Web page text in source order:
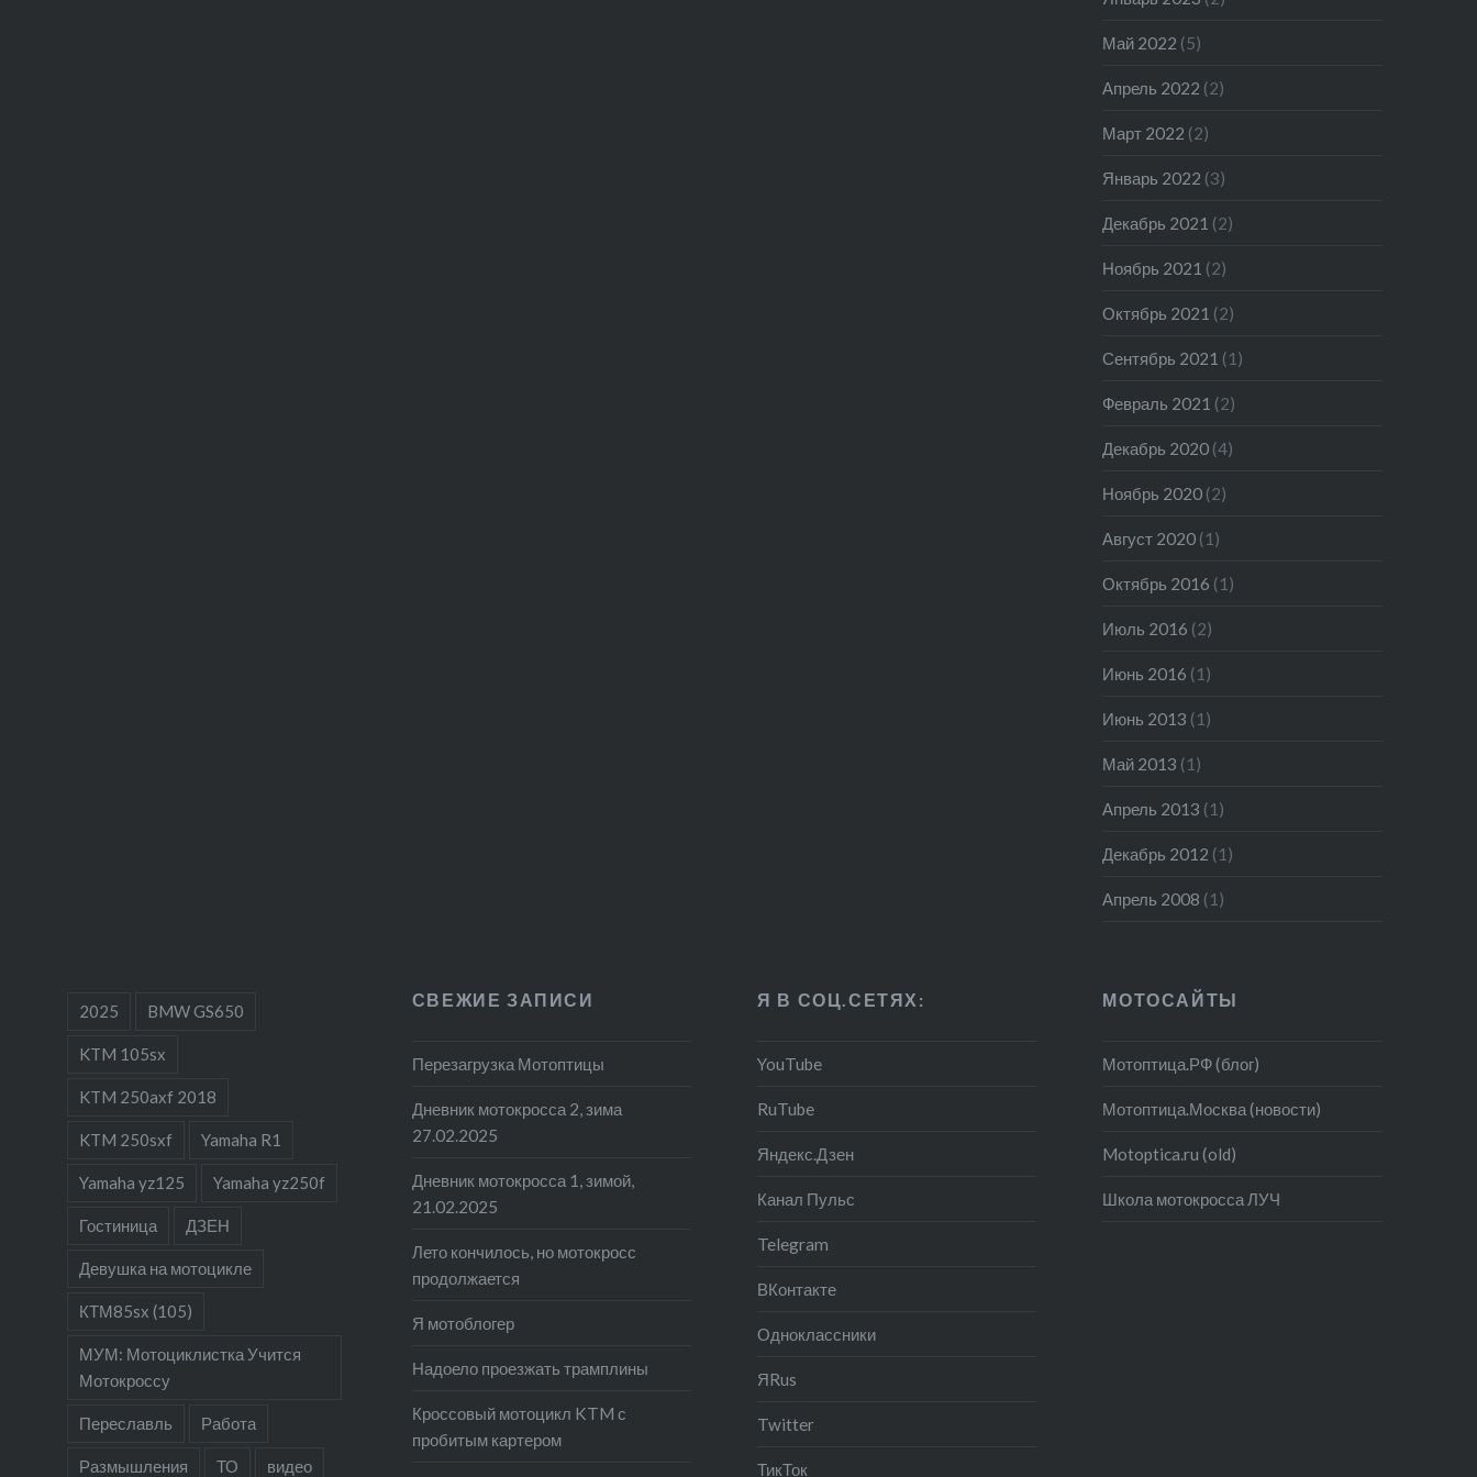
Май 2022 (5)
Апрель 2022 (2)
Март 2022 (2)
Январь 2022 (3)
Декабрь 2021 (2)
Ноябрь 2021 (2)
Октябрь 2021 (2)
Сентябрь 2021 (1)
Февраль 2021 (2)
Декабрь 2020 (4)
Ноябрь 2020 (2)
Август 2020 (1)
Октябрь 2016 (1)
Июль 2016 (2)
Июнь 2016 (1)
Июнь 2013 (1)
Май 2013 (1)
Апрель 2013 (1)
Декабрь 2012 (1)
Апрель 2008 (1)
2025 BMW GS650
KTM 105sx
KTM 250axf 2018
KTM 250sxf Yamaha R1
Yamaha yz125 Yamaha yz250f
Гостиница ДЗЕН
Девушка на мотоцикле
КТМ85sx (105)
МУМ: Мотоциклистка Учится
Мотокроссу
Переславль Работа
Размышления ТО видео
СВЕЖИЕ ЗАПИСИ
Перезагрузка Мотоптицы
Дневник мотокросса 2, зима
27.02.2025
Дневник мотокросса 1, зимой,
21.02.2025
Лето кончилось, но мотокросс
продолжается
Я мотоблогер
Надоело проезжать трамплины
Кроссовый мотоцикл KTM с
пробитым картером
Я В СОЦ.СЕТЯХ:
YouTube
RuTube
Яндекс.Дзен
Канал Пульс
Telegram
ВКонтакте
Одноклассники
ЯRus
Twitter
ТикТок
МОТОСАЙТЫ
Мотоптица.РФ (блог)
Мотоптица.Москва (новости)
Motoptica.ru (old)
Школа мотокросса ЛУЧ